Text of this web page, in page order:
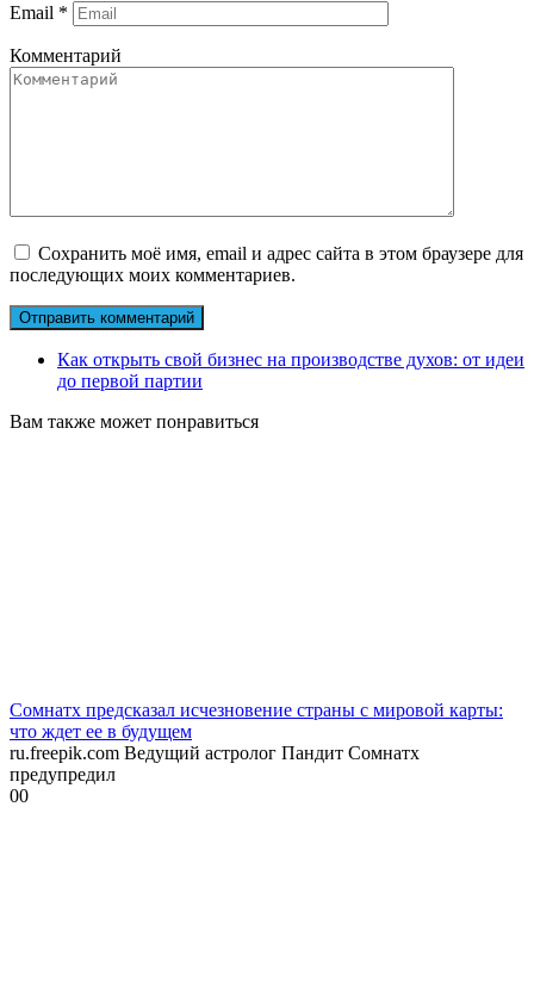
Email *
Комментарий
Сохранить моё имя, email и адрес сайта в этом браузере для
последующих моих комментариев.
Как открыть свой бизнес на производстве духов: от идеи
до первой партии
Вам также может понравиться
Сомнатх предсказал исчезновение страны с мировой карты:
что ждет ее в будущем
ru.freepik.com Ведущий астролог Пандит Сомнатх
предупредил
00